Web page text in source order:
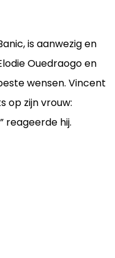
is aanwezig en
Ouedraogo en
wensen. Vincent
op zijn vrouw:
reageerde hij.